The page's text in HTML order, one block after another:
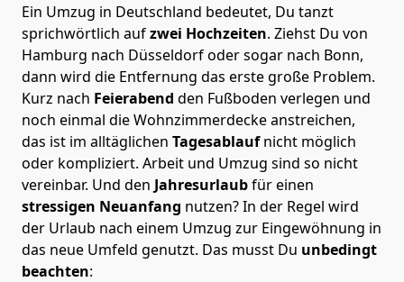
Ein Umzug in Deutschland bedeutet, Du tanzt
sprichwörtlich aufzwei Hochzeiten. Ziehst Du von
Hamburg nach Düsseldorf oder sogar nach Bonn,
dann wird die Entfernung das erste große Problem.
Kurz nach Feierabend den Fußboden verlegen und
noch einmal die Wohnzimmerdecke anstreichen,
das ist im alltäglichen Tagesablaufnicht möglich
oder kompliziert. Arbeit und Umzug sind so nicht
vereinbar. Und den Jahresurlaubfür einen
stressigen Neuanfang nutzen? In der Regel wird
der Urlaub nach einem Umzug zur Eingewöhnung in
das neue Umfeld genutzt. Das musst Du unbedingt
beachten: